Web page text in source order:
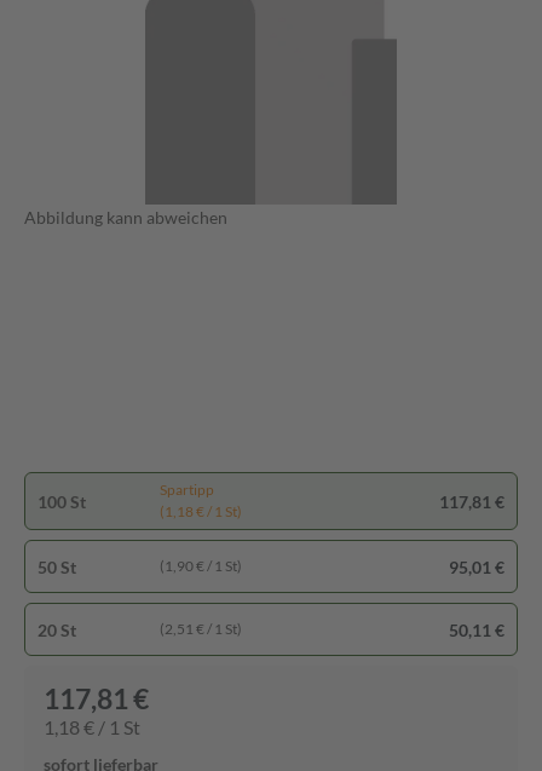
Abbildung kann abweichen
100 St
Spartipp
(1,18 € / 1 St)
117,81 €
50 St (1,90 € / 1 St) 95,01 €
20 St (2,51 € / 1 St) 50,11 €
117,81 €
1,18 € / 1 St
sofort lieferbar